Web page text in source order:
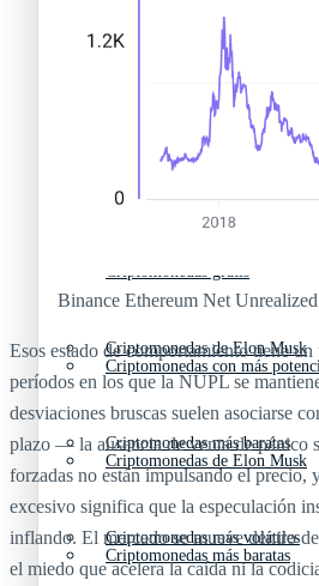
Criptomonedas emergentes
Criptomonedas gratis
Criptomonedas de Elon Musk
Criptomonedas más baratas
Criptomonedas más volátiles
Criptomonedas con más futuro
Criptomonedas emergentes
Criptomonedas gratis
Criptomonedas con más
Criptomonedas de Elon Musk
Criptomonedas más baratas
Binance Ethereum Net
Esos estado de comportamiento tiene
períodos en los que la NUPL se
desviaciones bruscas suelen asociarse
plazo — la ausencia de venta de pánico
forzadas no están impulsando el precio,
excesivo significa que la especulación
inflando. El mercado se mueve dentro
el miedo que acelera la caída ni la